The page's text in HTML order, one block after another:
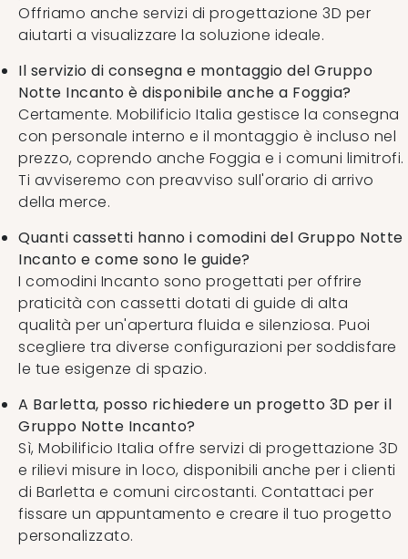
Offriamo anche servizi di progettazione 3D per
aiutarti a visualizzare la soluzione ideale.
Il servizio di consegna e montaggio del Gruppo
Notte Incanto è disponibile anche a Foggia?
Certamente. Mobilificio Italia gestisce la consegna
con personale interno e il montaggio è incluso nel
prezzo, coprendo anche Foggia e i comuni limitrofi.
Ti avviseremo con preavviso sull'orario di arrivo
della merce.
Quanti cassetti hanno i comodini del Gruppo Notte
Incanto e come sono le guide?
I comodini Incanto sono progettati per offrire
praticità con cassetti dotati di guide di alta
qualità per un'apertura fluida e silenziosa. Puoi
scegliere tra diverse configurazioni per soddisfare
le tue esigenze di spazio.
A Barletta, posso richiedere un progetto 3D per il
Gruppo Notte Incanto?
Sì, Mobilificio Italia offre servizi di progettazione 3D
e rilievi misure in loco, disponibili anche per i clienti
di Barletta e comuni circostanti. Contattaci per
fissare un appuntamento e creare il tuo progetto
personalizzato.